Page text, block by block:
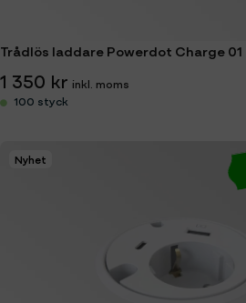
Trådlös laddare Powerdot Charge 01
1 350 kr
100 styck
Nyhet